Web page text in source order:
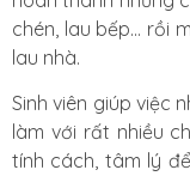
chén, lau bếp… rồi
lau nhà.
Sinh viên giúp việc
làm với rất nhiều
tính cách, tâm lý